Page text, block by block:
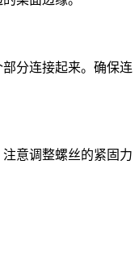
分连接起来。确保连
意调整螺丝的紧固力